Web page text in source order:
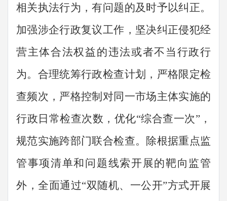
相关执法行为，有问题的及时予以纠正。
加强涉企行政复议工作，坚决纠正侵犯经
营主体合法权益的违法或者不当行政行
为。合理统筹行政检查计划，严格限定检
查频次，严格控制对同一市场主体实施的
行政日常检查次数，优化“综合查一次”，
规范实施跨部门联合检查。除根据重点监
管事项清单和问题线索开展的靶向监管
外 ， 全面通过“双随机、一公开”方式开展